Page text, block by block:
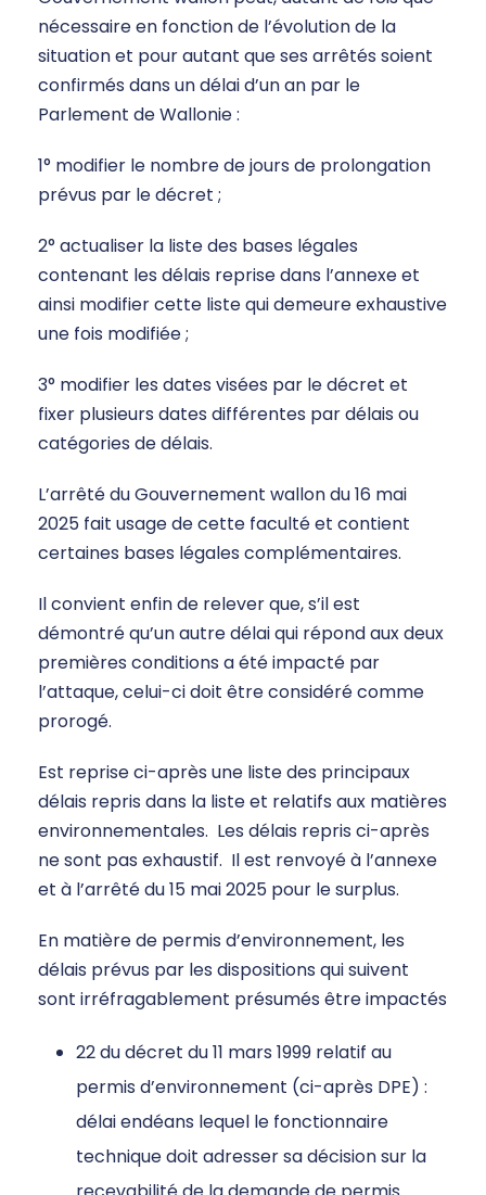
nécessaire en fonction de l’évolution de la
situation et pour autant que ses arrêtés soient
confirmés dans un délai d’un an par le
Parlement de Wallonie :
1° modifier le nombre de jours de prolongation
prévus par le décret ;
2° actualiser la liste des bases légales
contenant les délais reprise dans l’annexe et
ainsi modifier cette liste qui demeure exhaustive
une fois modifiée ;
3° modifier les dates visées par le décret et
fixer plusieurs dates différentes par délais ou
catégories de délais.
L’arrêté du Gouvernement wallon du 16 mai
2025 fait usage de cette faculté et contient
certaines bases légales complémentaires.
Il convient enfin de relever que, s’il est
démontré qu’un autre délai qui répond aux deux
premières conditions a été impacté par
l’attaque, celui-ci doit être considéré comme
prorogé.
Est reprise ci-après une liste des principaux
délais repris dans la liste et relatifs aux matières
environnementales. Les délais repris ci-après
ne sont pas exhaustif. Il est renvoyé à l’annexe
et à l’arrêté du 15 mai 2025 pour le surplus.
En matière de permis d’environnement, les
délais prévus par les dispositions qui suivent
sont irréfragablement présumés être impactés
22 du décret du 11 mars 1999 relatif au
permis d’environnement (ci-après DPE) :
délai endéans lequel le fonctionnaire
technique doit adresser sa décision sur la